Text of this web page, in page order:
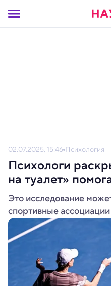
02.07.2025, 15:46 Психология
Психологи
на туалет»
Это исследование
спортивные